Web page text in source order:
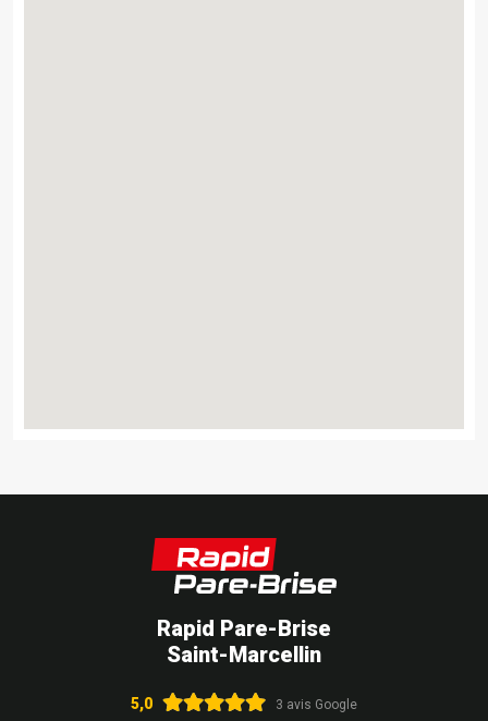
Rapid Pare-Brise
Saint-Marcellin
5,0 3 avis Google